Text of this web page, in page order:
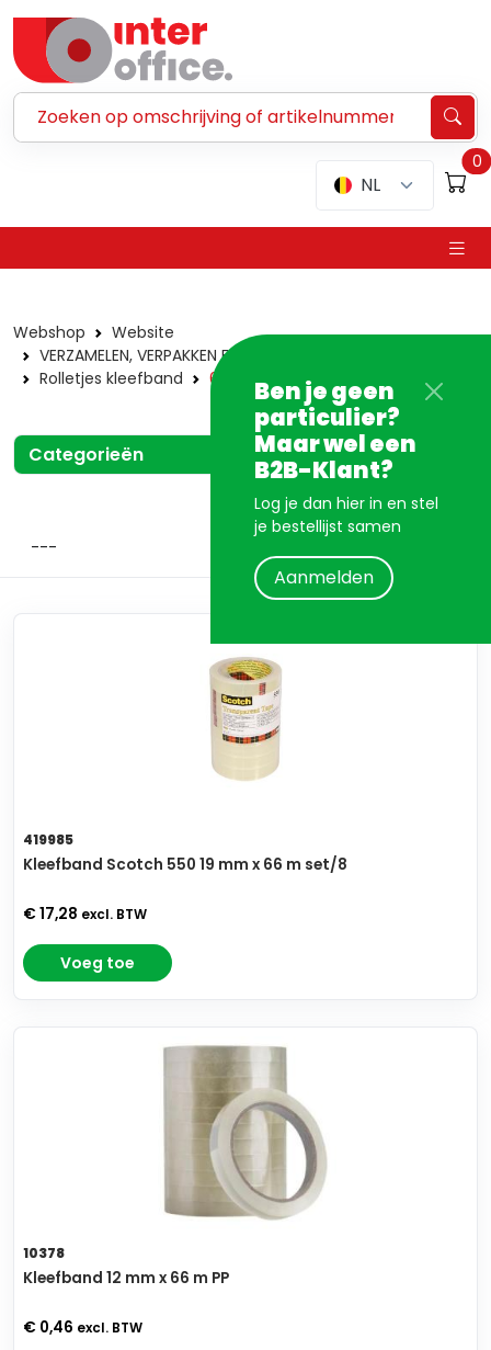
NL
0
Ben je geen
particulier?
Maar wel een
B2B-Klant?
Log je dan hier in en stel
je bestellijst samen
Aanmelden
Webshop
Website
VERZAMELEN, VERPAKKEN EN VERZENDEN
Rolletjes kleefband
66 meter
Categorieën
419985
Kleefband Scotch 550 19 mm x 66 m set/8
€ 17,28 excl. BTW
Voeg toe
10378
Kleefband 12 mm x 66 m PP
€ 0,46 excl. BTW